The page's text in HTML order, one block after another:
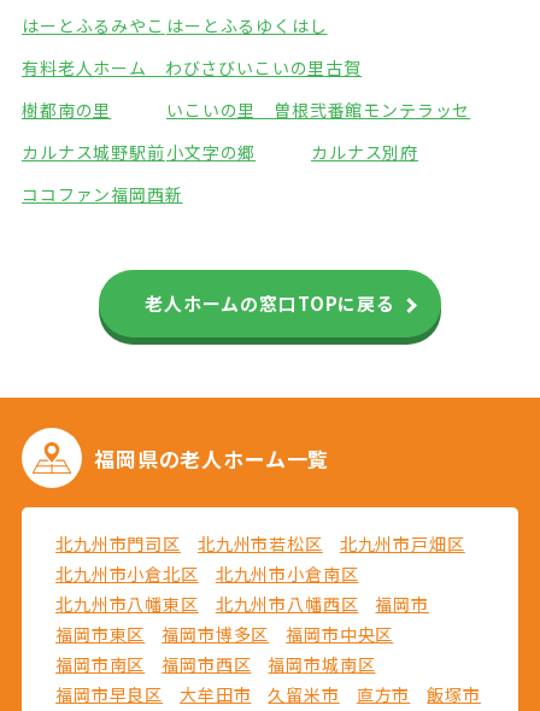
はーとふるみやこ はーとふるゆくはし
有料老人ホーム わびさびいこいの里古賀
樹都南の里
いこいの里 曽根弐番館モンテラッセ
カルナス城野駅前小文字の郷
カルナス別府
ココファン福岡西新
老人ホームの窓口TOPに戻る
福岡県の老人ホーム一覧
北九州市門司区 北九州市若松区
北九州市戸畑区
北九州市小倉北区
北九州市小倉南区
北九州市八幡東区
北九州市八幡西区
福岡市
福岡市東区
福岡市博多区
福岡市中央区
福岡市南区
福岡市西区
福岡市城南区
福岡市早良区
大牟田市 久留米市 直方市
飯塚市